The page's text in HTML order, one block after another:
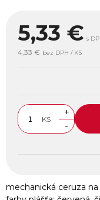
5,33 € s
4,33 € bez DPH / KS
KS
+
-
mechanická ceruza